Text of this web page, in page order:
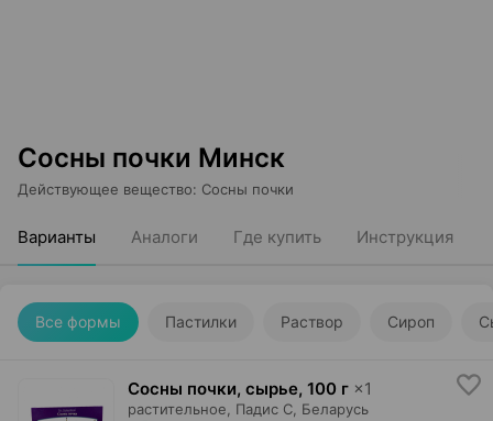
Сосны почки Минск
Действующее вещество: Сосны почки
Варианты Аналоги Где купить Инструкция
Все формы Пастилки Раствор Сироп
Сосны почки, сырье, 100 г ×1
растительное, Падис С , Беларусь